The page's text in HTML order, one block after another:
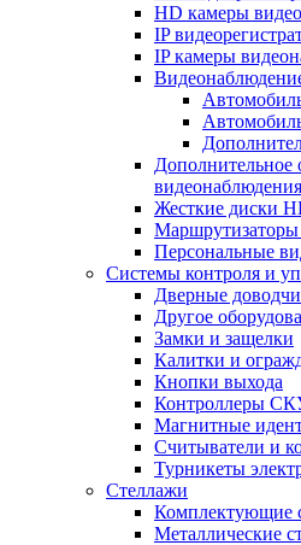
HD камеры
IP
IP камеры
Дополнительное
видеонаблюдения
Жесткие диски
Персональные
Системы контроля и
Дверные
Другое
Замки и защелки
Калитки и
Кнопки выхода
Контроллеры
Магнитные
Считыватели и
Турникеты
Стеллажи
Комплектующие
Металлические